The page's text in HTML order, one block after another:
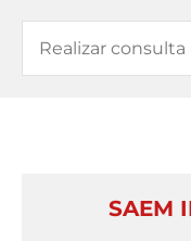
SAEM